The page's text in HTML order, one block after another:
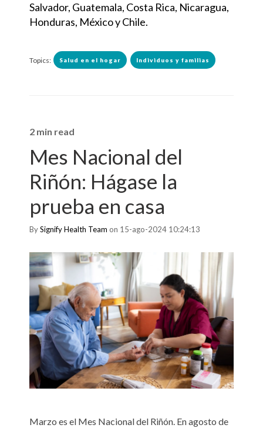
Salvador, Guatemala, Costa Rica, Nicaragua,
Honduras, México y Chile.
Topics: Salud en el hogar Individuos y familias
2 min read
Mes Nacional del
Riñón: Hágase la
prueba en casa
BySignify Health Team on 15-ago-2024 10:24:13
Marzo es el Mes Nacional del Riñón. En agosto de